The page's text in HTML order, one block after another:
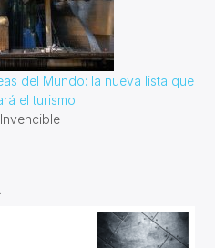
del Mundo: la nueva lista que
el turismo